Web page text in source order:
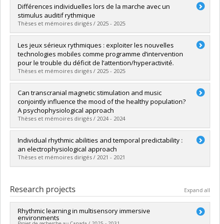
Graduate : Fourneraut, Lucille
Cycle :Master's
Grade :M. Sc.
Lien vers le document dans Papyrus
Différences individuelles lors de la marche avec un
stimulus auditif rythmique
Thèses et mémoires dirigés / 2025 - 2025
Graduate :Zagala, Agnès
Cycle :Doctoral
Grade :Ph. D.
Lien vers le document dans Papyrus
Les jeux sérieux rythmiques : exploiter les nouvelles
technologies mobiles comme programme d’intervention
pour le trouble du déficit de l’attention/hyperactivité.
Thèses et mémoires dirigés / 2025 - 2025
Graduate :Laflamme, Hugo
Cycle :Doctoral
Grade :Ph. D.
Lien vers le document dans Papyrus
Can transcranial magnetic stimulation and music
conjointly influence the mood of the healthy population?
A psychophysiological approach
Thèses et mémoires dirigés / 2024 - 2024
Graduate :Roghani Zanjani, Samaneh
Cycle :Master's
Grade :M. Sc.
Lien vers le document dans Papyrus
Individual rhythmic abilities and temporal predictability :
an electrophysiological approach
Thèses et mémoires dirigés / 2021 - 2021
Cycle :Master's
Grade :M. Sc.
Lien vers le document dans Papyrus
Research projects Expand all
Rhythmic learning in multisensory immersive
environments